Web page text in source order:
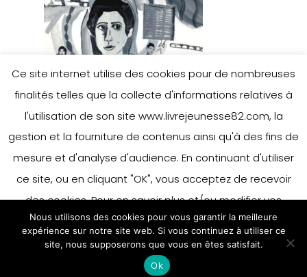
Ce site internet utilise des cookies pour de nombreuses
finalités telles que la collecte d'informations relatives à
l'utilisation de son site www.livrejeunesse82.com, la
gestion et la fourniture de contenus ainsi qu'à des fins de
mesure et d'analyse d'audience. En continuant d'utiliser
ce site, ou en cliquant "OK", vous acceptez de recevoir
des cookies. Pour en savoir plus et/ou modifier vos
préférences en matière de cookies, merci de vous référer
à notre politique sur les cookies.
Accepter
En savoir plus
Nous utilisons des cookies pour vous garantir la meilleure
expérience sur notre site web. Si vous continuez à utiliser ce
site, nous supposerons que vous en êtes satisfait.
Ok